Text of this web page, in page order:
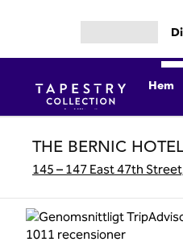
Hem
THE BERNIC
145 – 147 East 47th